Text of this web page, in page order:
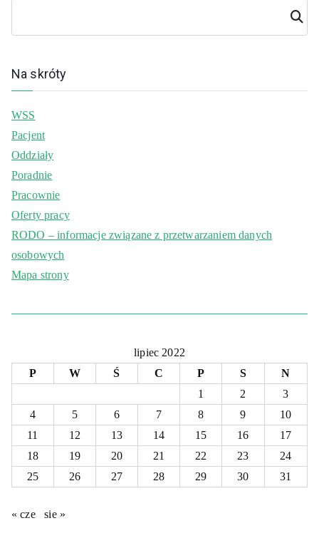
Szuka
j
Na skróty
WSS
Pacjent
Oddziały
Poradnie
Pracownie
Oferty pracy
RODO – informacje związane z przetwarzaniem danych
osobowych
Mapa strony
lipiec 2022
P
W Ś C P S
N
1
2
3
4
5 6 7 8 9
10
11
12 13 14 15 16
17
18
19 20 21 22 23
24
25
26 27 28 29 30 31
« cze sie »